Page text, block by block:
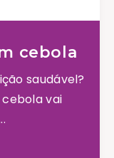
cebola
saudável?
vai